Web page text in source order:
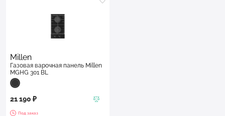
Millen
Газовая варочная панель Millen
MGHG 301 BL
21 190 ₽
Под заказ